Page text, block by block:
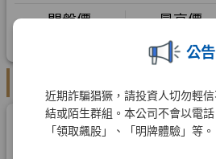
公告
近期詐騙猖獗，請投資人切勿輕
結或陌生群組。本公司不會以電
「領取飆股」、「明牌體驗」等。